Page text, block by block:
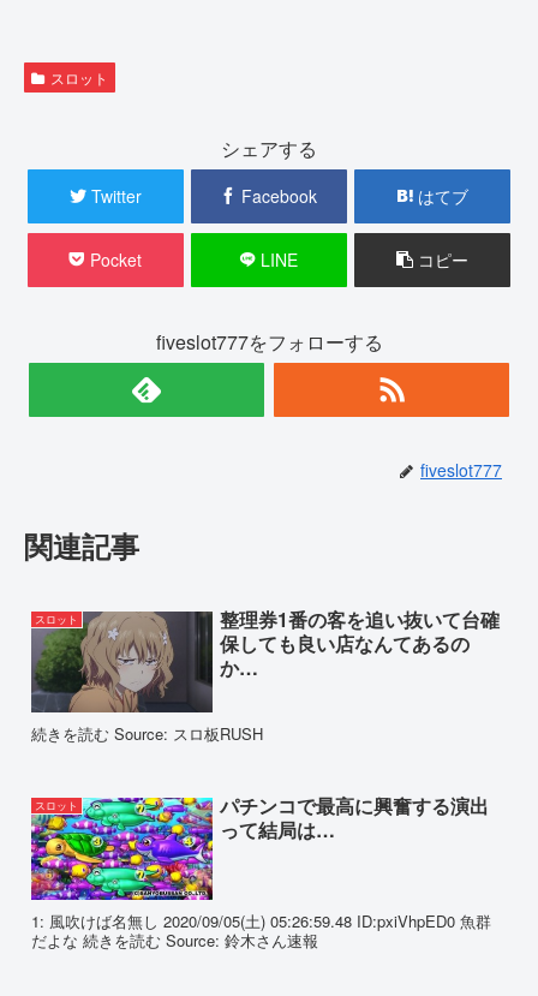
スロット
シェアする
Twitter Facebook はてブ
Pocket LINE コピー
fiveslot777をフォローする
fiveslot777
関連記事
スロット
整理券1番の客を追い抜いて台確
保しても良い店なんてあるの
か…
続きを読む Source: スロ板RUSH
スロット
パチンコで最高に興奮する演出
って結局は…
1: 風吹けば名無し 2020/09/05(土) 05:26:59.48 ID:pxiVhpED0 魚群
だよな 続きを読む Source: 鈴木さん速報